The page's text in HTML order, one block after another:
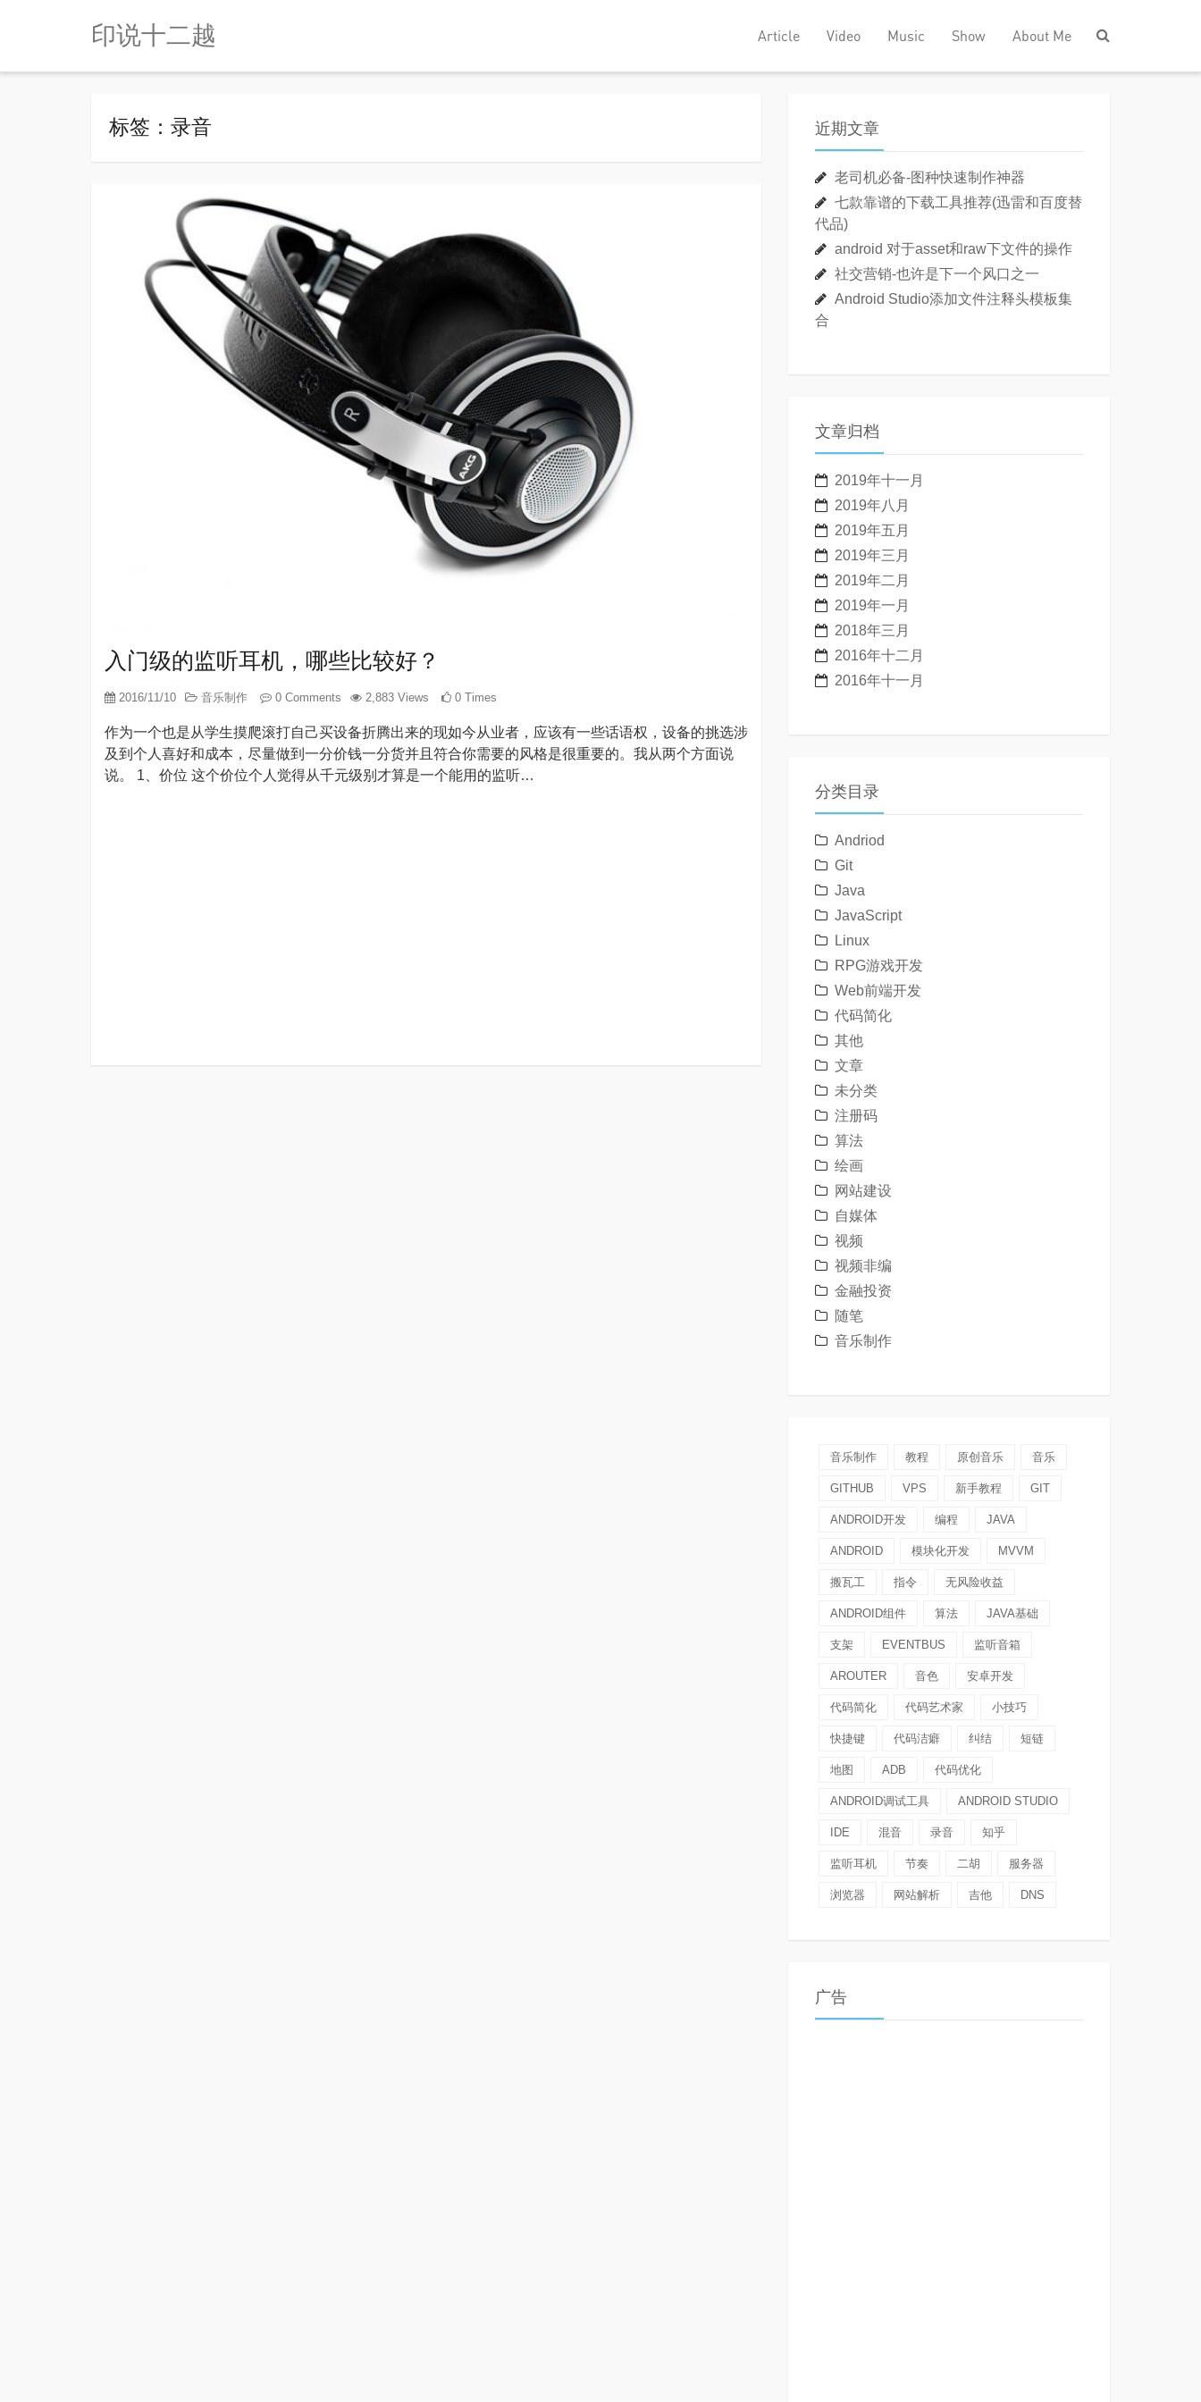
印说十二越 Article Video Music Show About Me
标签：录音
入门级的监听耳机，哪些比较好？
2016/11/10 音乐制作 0 Comments 2,883 Views 0 Times
作为一个也是从学生摸爬滚打自己买设备折腾出来的现如今从业者，应该有一些话语权，设备的挑选涉
及到个人喜好和成本，尽量做到一分价钱一分货并且符合你需要的风格是很重要的。我从两个方面说
说。 1、价位 这个价位个人觉得从千元级别才算是一个能用的监听…
近期文章
老司机必备-图种快速制作神器
七款靠谱的下载工具推荐(迅雷和百度替
代品)
android 对于asset和raw下文件的操作
社交营销-也许是下一个风口之一
Android Studio添加文件注释头模板集
合
文章归档
2019年十一月
2019年八月
2019年五月
2019年三月
2019年二月
2019年一月
2018年三月
2016年十二月
2016年十一月
分类目录
Andriod
Git
Java
JavaScript
Linux
RPG游戏开发
Web前端开发
代码简化
其他
文章
未分类
注册码
算法
绘画
网站建设
自媒体
视频
视频非编
金融投资
随笔
音乐制作
音乐制作 教程 原创音乐 音乐
GITHUB VPS 新手教程 GIT
ANDROID开发 编程 JAVA
ANDROID 模块化开发 MVVM
搬瓦工 指令 无风险收益
ANDROID组件 算法 JAVA基础
支架 EVENTBUS 监听音箱
AROUTER 音色 安卓开发
代码简化 代码艺术家 小技巧
快捷键 代码洁癖 纠结 短链
地图 ADB 代码优化
ANDROID调试工具 ANDROID STUDIO
IDE 混音 录音 知乎
监听耳机 节奏 二胡 服务器
浏览器 网站解析 吉他 DNS
广告